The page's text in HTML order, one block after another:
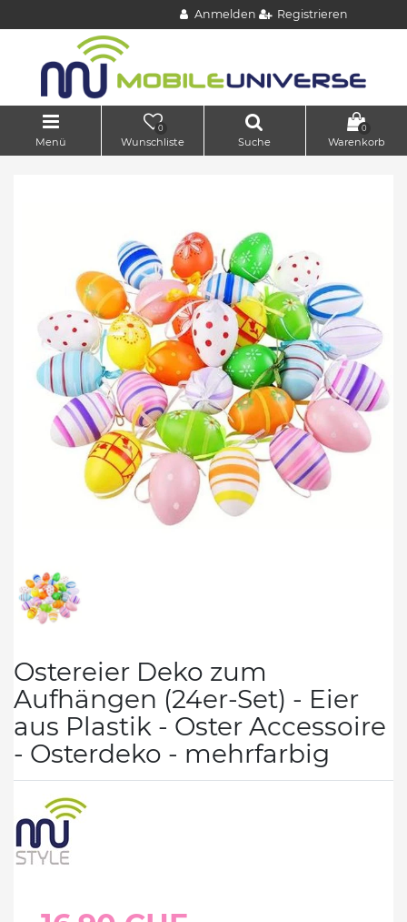
Anmelden Registrieren
Menü
0
Wunschliste Suche
0
Warenkorb
Ostereier Deko zum
Aufhängen (24er-Set) - Eier
aus Plastik - Oster Accessoire
- Osterdeko - mehrfarbig